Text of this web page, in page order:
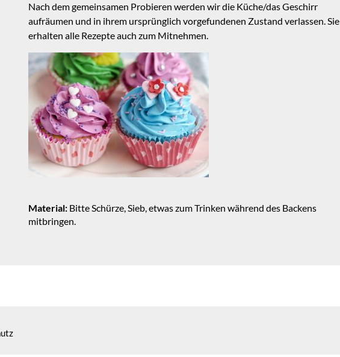
Nach dem gemeinsamen Probieren werden wir die Küche/das Geschirr
aufräumen und in ihrem ursprünglich vorgefundenen Zustand verlassen. Sie
erhalten alle Rezepte auch zum Mitnehmen.
Material:Bitte Schürze, Sieb, etwas zum Trinken während des Backens
mitbringen.